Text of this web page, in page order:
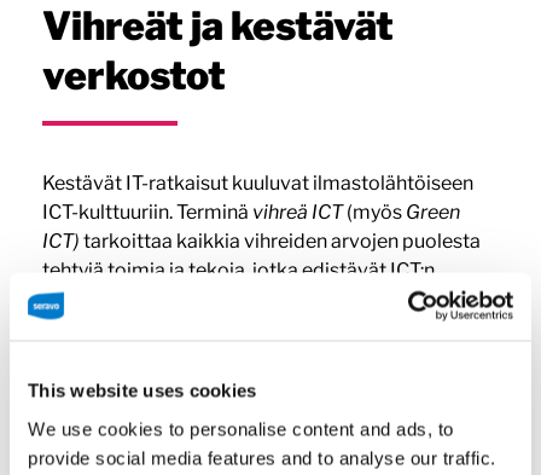
This website uses cookies
We use cookies to personalise content and ads, to
provide social media features and to analyse our traffic.
Vihreät ja kestävät
verkostot
Kestävät IT-ratkaisut kuuluvat ilmastolähtöiseen
ICT-kulttuuriin. Terminä vihreä ICT(myös Green
ICT) tarkoittaa kaikkia vihreiden arvojen puolesta
tehtyjä toimia ja tekoja, jotka edistävät ICT:n
kestävää kehitystä. Useat vihreän siirtymän
hankkeet pyrkivät hiilineutraaliuteen ja
tietoteknisellä kehityksellä on osansa, ja vihreä
yhteiskunnallisessa toiminnassa tavalla tai toisella.